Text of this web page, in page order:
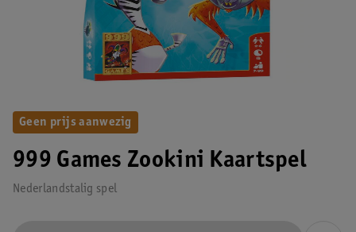
999 Games Zookini Kaartspel
Nederlandstalig spel
Geen prijs aanwezig